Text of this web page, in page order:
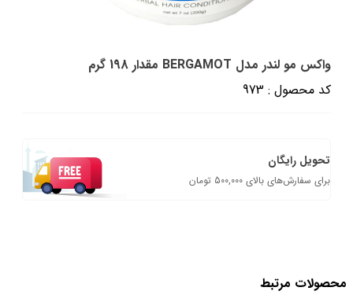
واکس مو لندر مدل BERGAMOT مقدار 198 گرم
کد محصول : 973
تحویل رایگان
برای سفارش‌های بالای 500,000 تومان
محصولات مرتبط